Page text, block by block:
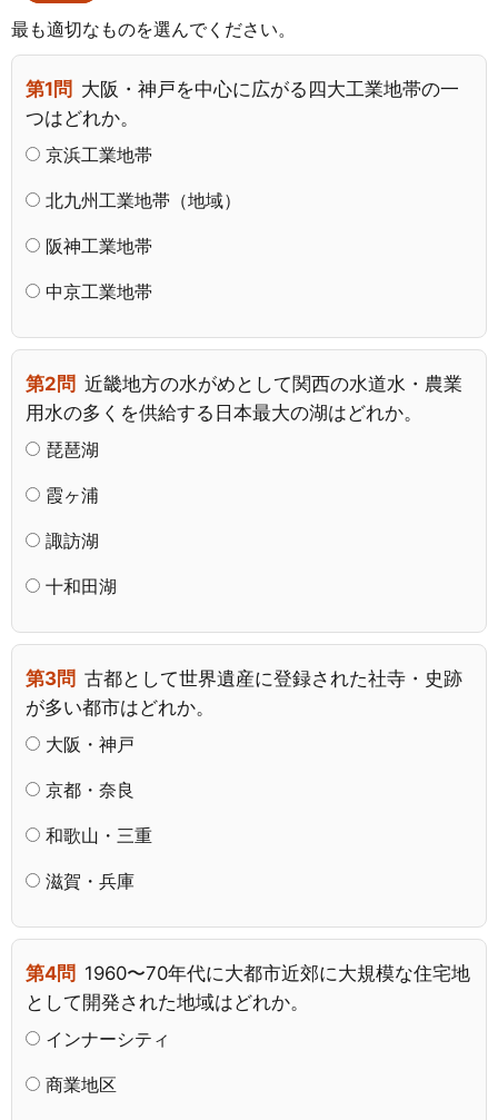
最も適切なものを選んでください。
第1問 大阪・神戸を中心に広がる四大工業地帯の一
つはどれか。
京浜工業地帯
北九州工業地帯（地域）
阪神工業地帯
中京工業地帯
第2問 近畿地方の水がめとして関西の水道水・農業
用水の多くを供給する日本最大の湖はどれか。
琵琶湖
霞ヶ浦
諏訪湖
十和田湖
第3問 古都として世界遺産に登録された社寺・史跡
が多い都市はどれか。
大阪・神戸
京都・奈良
和歌山・三重
滋賀・兵庫
第4問 1960〜70年代に大都市近郊に大規模な住宅地
として開発された地域はどれか。
インナーシティ
商業地区